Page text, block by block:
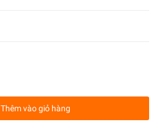
Thêm vào giỏ hàng